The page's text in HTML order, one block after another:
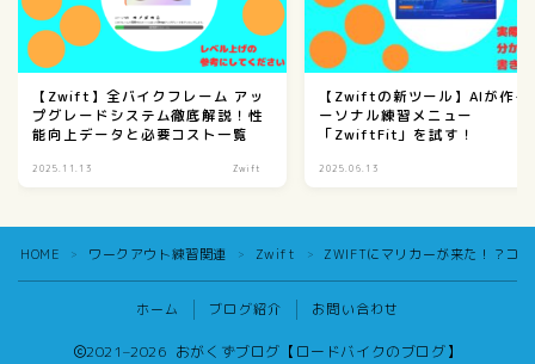
【Zwift】全バイクフレーム アッ
プグレードシステム徹底解説！性
能向上データと必要コスト一覧
2025.11.13 Zwift
【Zwiftの新ツール】AIが作る
ーソナル練習メニュー
「ZwiftFit」を試す！
2025.06.13
HOME ＞ ワークアウト練習関連 ＞ Zwift ＞ ZWIFTにマリカーが来た！？コ
ホーム ブログ紹介 お問い合わせ
2021–2026 おがくずブログ【ロードバイクのブログ】